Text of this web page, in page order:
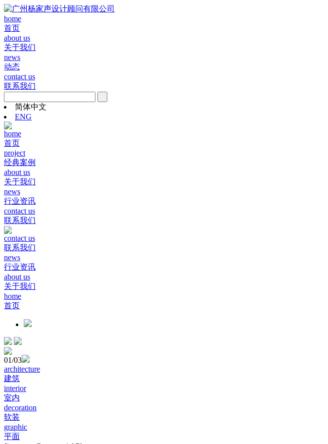
home
首页
about us
关于我们
news
动态
contact us
联系我们
简体中文
ENG
home
首页
project
经典案例
about us
关于我们
news
行业资讯
contact us
联系我们
contact us
联系我们
news
行业资讯
about us
关于我们
home
首页
01/03
architecture
建筑
interior
室内
decoration
软装
graphic
平面